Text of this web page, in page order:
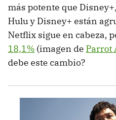
más potente que
Hulu y Disney+ están
Netflix sigue en cabeza,
18,1% (imagen de Parrot
debe este cambio?